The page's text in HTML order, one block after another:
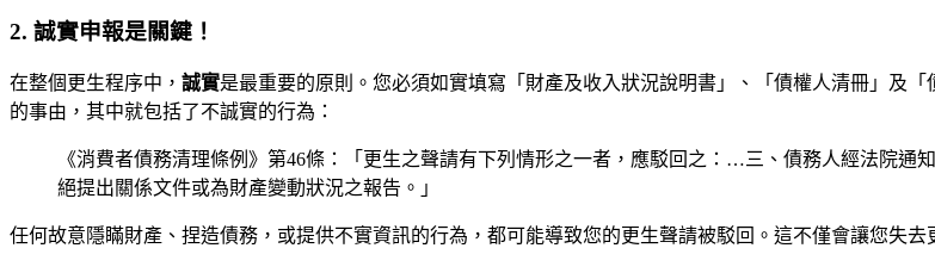
2. 誠實申報是關鍵！
在整個更生程序中， 誠實是最重要的原則。您必須如實填寫「財產及收入狀況說明書」、「債權人清冊」及「
的事由，其中就包括了不誠實的行為：
《消費者債務清理條例》第46條：「更生之聲請有下列情形之一者，應駁回之：…三、債務人經法院
絕提出關係文件或為財產變動狀況之報告。」
任何故意隱瞞財產、捏造債務，或提供不實資訊的行為，都可能導致您的更生聲請被駁回。這不僅會讓您失